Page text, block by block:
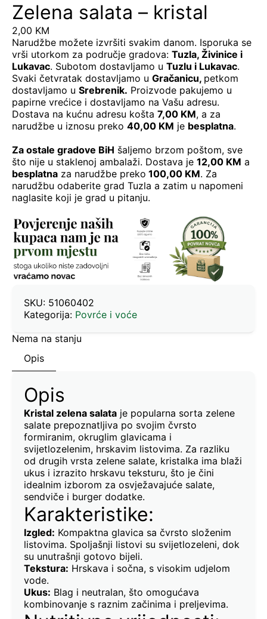
Zelena salata – kristal
2,00 KM
Narudžbe možete izvršiti svakim danom. Isporuka se
vrši utorkom za područje gradova: Tuzla, Živinice i
Lukavac. Subotom dostavljamo u Tuzlu i Lukavac.
Svaki četvratak dostavljamo u Gračanicu, petkom
dostavljamo u Srebrenik. Proizvode pakujemo u
papirne vrećice i dostavljamo na Vašu adresu.
Dostava na kućnu adresu košta 7,00 KM, a za
narudžbe u iznosu preko 40,00 KM je besplatna.
Za ostale gradove BiH šaljemo brzom poštom, sve
što nije u staklenoj ambalaži. Dostava je 12,00 KM a
besplatna za narudžbe preko 100,00 KM. Za
narudžbu odaberite grad Tuzla a zatim u napomeni
naglasite koji je grad u pitanju.
SKU: 51060402
Kategorija: Povrće i voće
Nema na stanju
Opis
Opis
Kristal zelena salata je popularna sorta zelene
salate prepoznatljiva po svojim čvrsto
formiranim, okruglim glavicama i
svijetlozelenim, hrskavim listovima. Za razliku
od drugih vrsta zelene salate, kristalka ima blaži
ukus i izrazito hrskavu teksturu, što je čini
idealnim izborom za osvježavajuće salate,
sendviče i burger dodatke.
Karakteristike:
Izgled: Kompaktna glavica sa čvrsto složenim
listovima. Spoljašnji listovi su svijetlozeleni, dok
su unutrašnji gotovo bijeli.
Tekstura: Hrskava i sočna, s visokim udjelom
vode.
Ukus: Blag i neutralan, što omogućava
kombinovanje s raznim začinima i preljevima.